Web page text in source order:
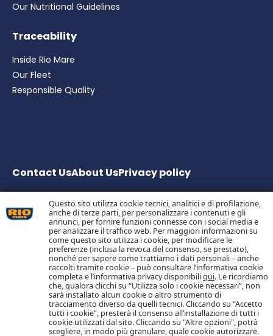
Questo sito utilizza cookie tecnici, analitici e di profilazione,
anche di terze parti, per personalizzare i contenuti e gli
annunci, per fornire funzioni connesse con i social media e
per analizzare il traffico web. Per maggiori informazioni su
come questo sito utilizza i cookie, per modificare le
preferenze (inclusa la revoca del consenso, se prestato),
nonché per sapere come trattiamo i dati personali – anche
raccolti tramite cookie – può consultare l’informativa cookie
completa e l’informativa privacy disponibiliqui. Le ricordiamo
che, qualora clicchi su “Utilizza solo i cookie necessari”, non
sarà installato alcun cookie o altro strumento di
tracciamento diverso da quelli tecnici. Cliccando su “Accetto
tutti i cookie”, presterà il consenso all’installazione di tutti i
cookie utilizzati dal sito. Cliccando su "Altre opzioni", potrà
scegliere, in modo più granulare, quale cookie autorizzare.
Our Nutritional Guidelines
Traceability
Inside Rio Mare
Our Fleet
Responsible Quality
Contact UsAbout UsPrivacypolicy
Bolton Group S.r.l. Via G.B. Pirelli, 19 – 20124 Milano – Italy
Share Capital € 20.000.000 fully paid up
Tax Code, Milan Company Register and VAT no.
05983890152 –
Economic and Administrative Business Register no.
1055773 – Single Shareholder Company
Follow us on Social Media